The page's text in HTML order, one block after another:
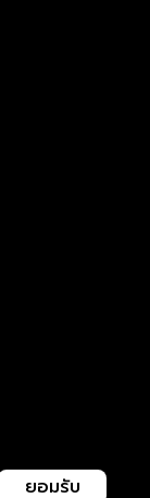
ยอมรับ